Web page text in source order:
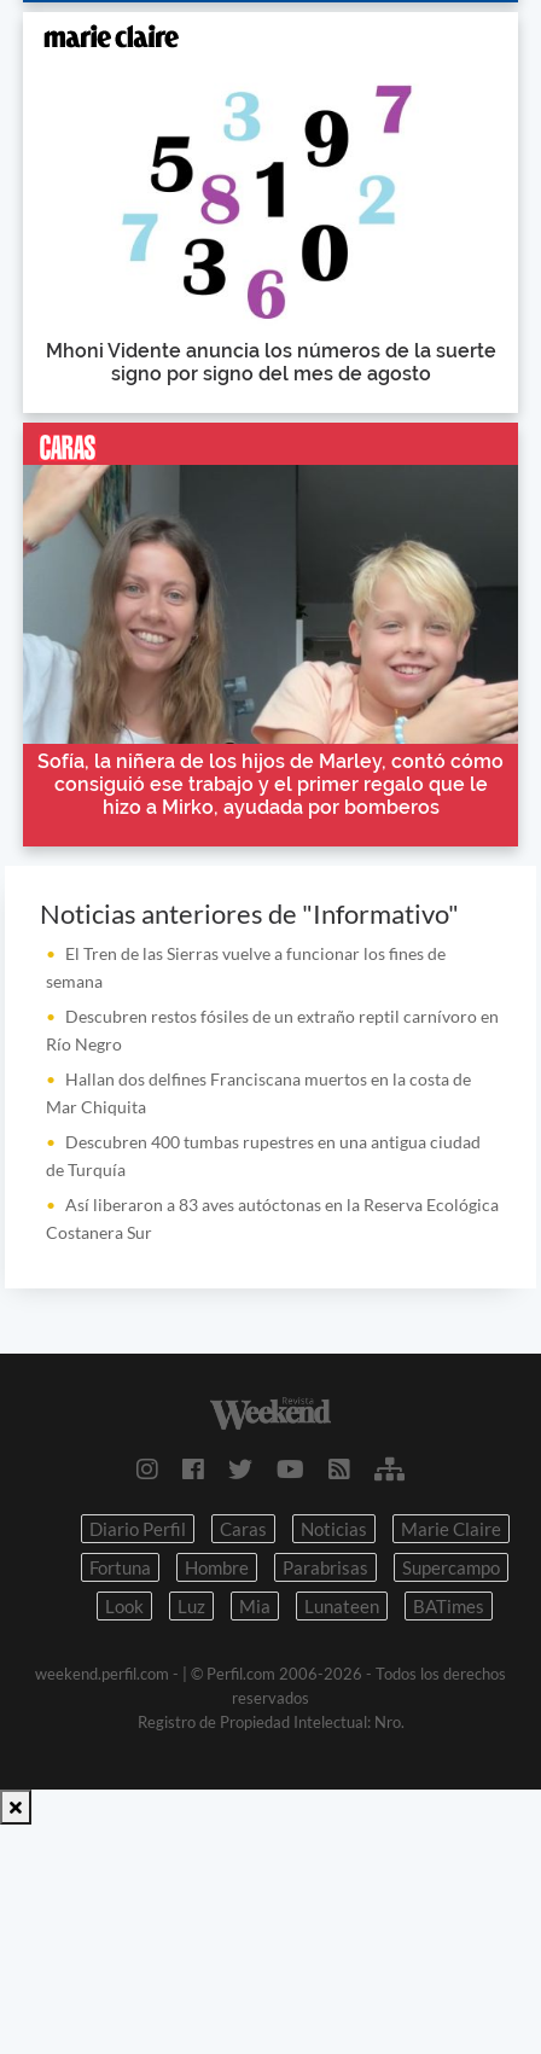
Mhoni Vidente anuncia los números de la suerte
signo por signo del mes de agosto
Sofía, la niñera de los hijos de Marley, contó cómo
consiguió ese trabajo y el primer regalo que le
hizo a Mirko, ayudada por bomberos
Noticias anteriores de "Informativo"
El Tren de las Sierras vuelve a funcionar los fines de
semana
Descubren restos fósiles de un extraño reptil carnívoro en
Río Negro
Hallan dos delfines Franciscana muertos en la costa de
Mar Chiquita
Descubren 400 tumbas rupestres en una antigua ciudad
de Turquía
Así liberaron a 83 aves autóctonas en la Reserva Ecológica
Costanera Sur
Diario Perfil Caras Noticias
Marie Claire
Fortuna
Hombre Parabrisas
Supercampo
Look
Luz Mia Lunateen BATimes
weekend.perfil.com -
| © Perfil.com 2006-2026 - Todos los derechos
reservados
Registro de Propiedad Intelectual: Nro.